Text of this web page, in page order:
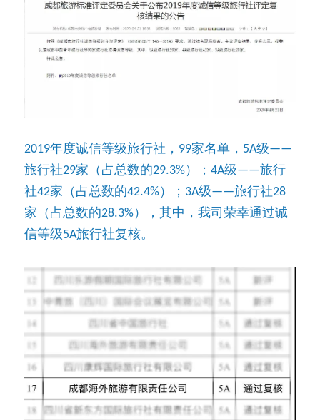
2019年度诚信等级旅行社，99家名单，5A级——
旅行社29家（占总数的29.3%）；4A级——旅行
社42家（占总数的42.4%）；3A级——旅行社28
家（占总数的28.3%），其中，我司荣幸通过诚
信等级5A旅行社复核。